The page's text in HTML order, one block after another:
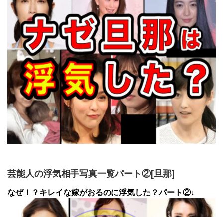
芸能人の浮気相手写真一覧パート②[旦那]
なぜ！？キレイな嫁がおるのに浮気した？パート②↓